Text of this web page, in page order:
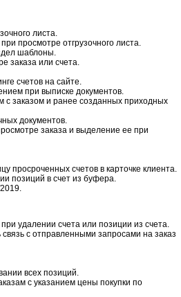
листа.
просмотре отгрузочного листа.
шаблоны.
заказа или счета.
счетов на сайте.
при выписке документов.
заказом и ранее созданных приходных
документов.
заказа и выделение ее при
просроченных счетов в карточке клиента.
позиций в счет из буфера.
удалении счета или позиции из счета.
с отправленными запросами на заказ
всех позиций.
с указанием цены покупки по